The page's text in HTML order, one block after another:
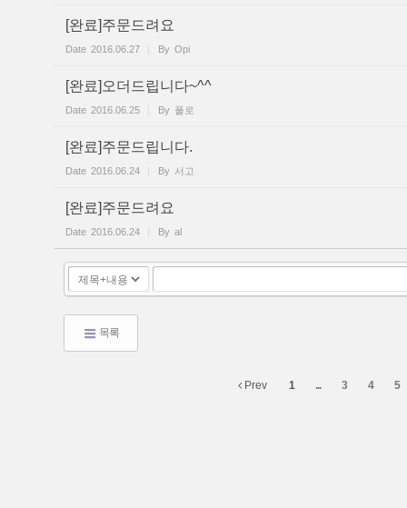
[완료]주문드려요
Date 2016.06.27 By Opi
[완료]오더드립니다~^^
Date 2016.06.25 By 폴로
[완료]주문드립니다.
Date 2016.06.24 By 서고
[완료]주문드려요
Date 2016.06.24 By al
목록
Prev 1 ... 3 4 5